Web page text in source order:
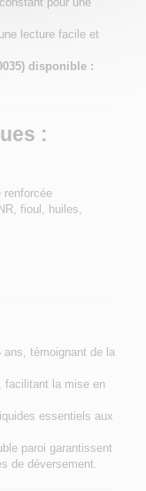
lecture facile et
disponible :
:
renforcée
fioul, huiles,
ans, témoignant de la
facilitant la mise en
essentiels aux
paroi garantissent
de déversement.